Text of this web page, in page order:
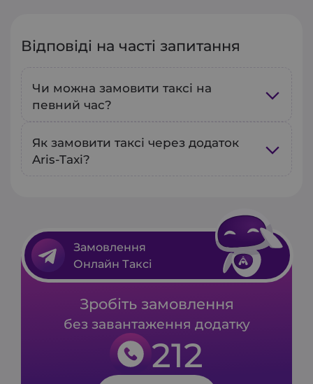
Відповіді на часті запитання
Чи можна замовити таксі на
певний час?
Так, у нашому додатку можна
попередньо
опцію “Замовити на певний час” та
вкажіть потрібний день і годину.
Як замовити таксі через додаток
Aris-Taxi?
наше приложение, укажите пункт
отправления и назначения, и
нажмите кнопку «Заказать». Наше
приложение автоматически
найдет ближайшее авто и
сообщит вам ожидаемое время
прибытия водителя.
Зробіть замовлення
без завантаження додатку
212
Замовлення
Онлайн Таксі